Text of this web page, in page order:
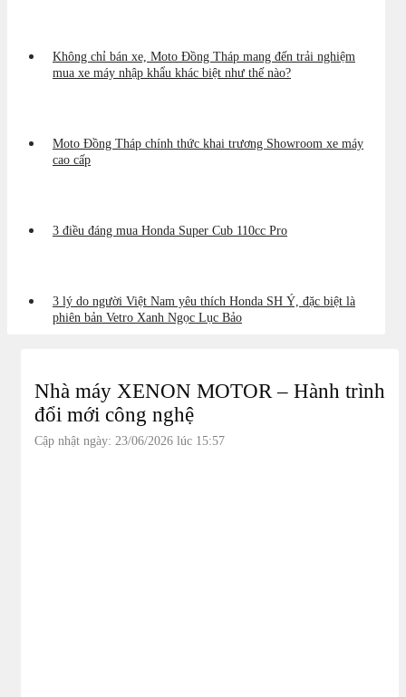
Không chỉ bán xe, Moto Đồng Tháp mang đến trải nghiệm
mua xe máy nhập khẩu khác biệt như thế nào?
Moto Đồng Tháp chính thức khai trương Showroom xe máy
cao cấp
3 điều đáng mua Honda Super Cub 110cc Pro
3 lý do người Việt Nam yêu thích Honda SH Ý, đặc biệt là
phiên bản Vetro Xanh Ngọc Lục Bảo
Nhà máy XENON MOTOR – Hành trình
đổi mới công nghệ
Cập nhật ngày: 23/06/2026 lúc 15:57